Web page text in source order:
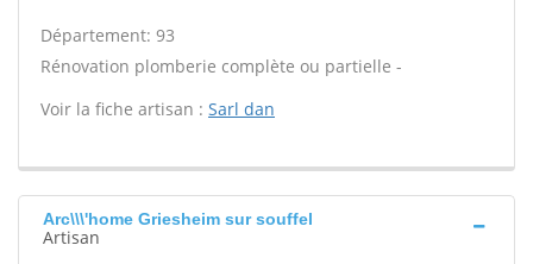
Département: 93
Rénovation plomberie complète ou partielle -
Voir la fiche artisan : Sarl dan
Arc\\\'home Griesheim sur souffel
Artisan